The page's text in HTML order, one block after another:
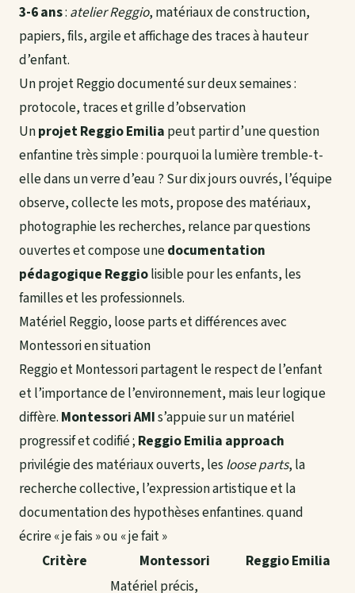
3-6 ans: atelier Reggio, matériaux de construction,
papiers, fils, argile et affichage des traces à hauteur
d’enfant.
Un projet Reggio documenté sur deux semaines :
protocole, traces et grille d’observation
Unprojet Reggio Emilia peut partir d’une question
enfantine très simple : pourquoi la lumière tremble-t-
elle dans un verre d’eau ? Sur dix jours ouvrés, l’équipe
observe, collecte les mots, propose des matériaux,
photographie les recherches, relance par questions
ouvertes et compose unedocumentation
pédagogique Reggiolisible pour les enfants, les
familles et les professionnels.
Matériel Reggio, loose parts et différences avec
Montessori en situation
Reggio et Montessori partagent le respect de l’enfant
et l’importance de l’environnement, mais leur logique
diffère. Montessori AMIs’appuie sur un matériel
progressif et codifié ;Reggio Emilia approach
privilégie des matériaux ouverts, lesloose parts, la
recherche collective, l’expression artistique et la
documentation des hypothèses enfantines.quand
écrire « je fais » ou « je fait »
Critère
Montessori Reggio Emilia
Matériel précis,